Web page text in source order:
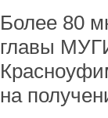
Более 80
главы
на